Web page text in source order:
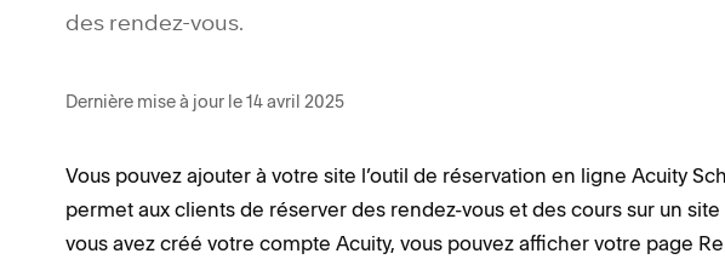
des rendez-vous.
Dernière mise à jour le 14 avril 2025
Vous pouvez ajouter à votre site l’outil de réservation en ligne Acuity
permet aux clients de réserver des rendez-vous et des cours sur un
vous avez créé votre compte Acuity, vous pouvez afficher votre page